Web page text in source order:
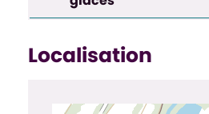
Localisation